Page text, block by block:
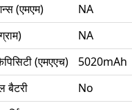
(एमएम)
NA
NA
(एमएएच)
5020mAh
बैटरी
No